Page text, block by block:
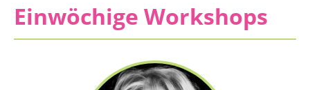
Einwöchige Workshops